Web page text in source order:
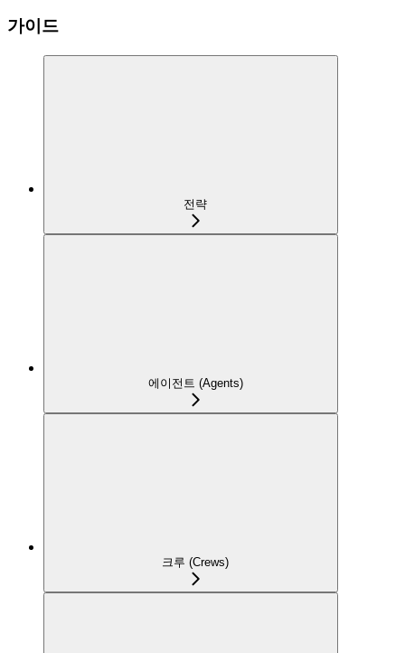
가이드
전략
에이전트 (Agents)
크루 (Crews)